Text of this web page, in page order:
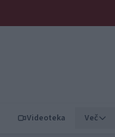
Videoteka Več